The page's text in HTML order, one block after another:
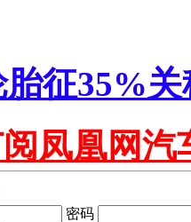
征35%关
凤凰网汽
密码